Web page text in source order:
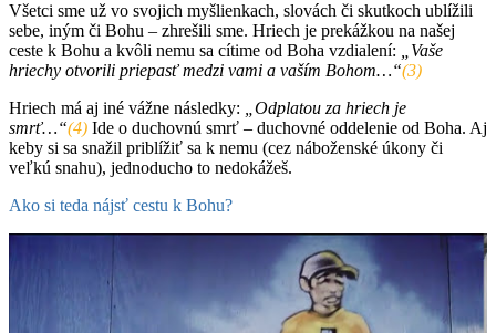
Všetci sme už vo svojich myšlienkach, slovách či skutkoch ublížili
sebe, iným či Bohu – zhrešili sme. Hriech je prekážkou na našej
ceste k Bohu a kvôli nemu sa cítime od Boha vzdialení:
„Vaše
hriechy otvorili priepasť medzi vami a vaším Bohom…“(3)
Hriech má aj iné vážne následky:
„Odplatou za hriech je
smrť…“(4) Ide o duchovnú smrť – duchovné oddelenie od Boha. Aj
keby si sa snažil priblížiť sa k nemu (cez náboženské úkony či
veľkú snahu), jednoducho to nedokážeš.
Ako si teda nájsť cestu k Bohu?